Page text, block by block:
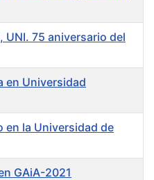
UNI. 75 aniversario del
en Universidad
en la Universidad de
GAiA-2021